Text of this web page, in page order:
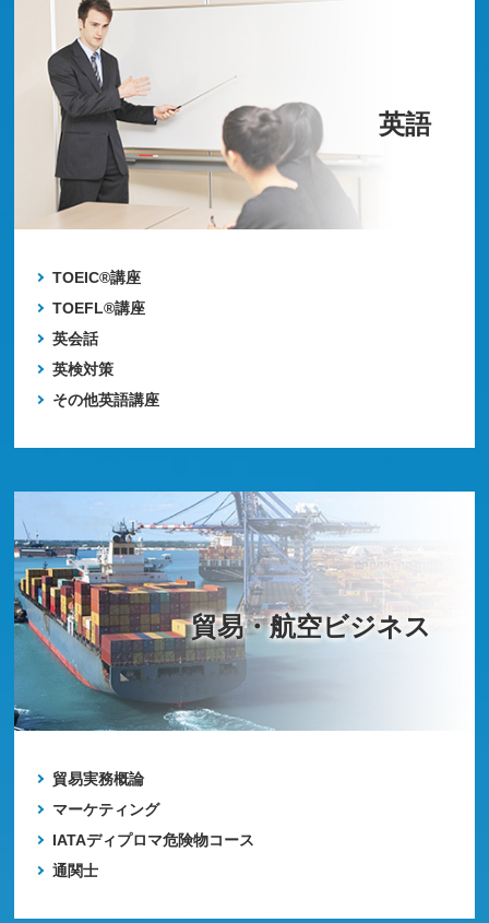
英語
TOEIC®講座
TOEFL®講座
英会話
英検対策
その他英語講座
貿易・航空ビジネス
貿易実務概論
マーケティング
IATAディプロマ危険物コース
通関士